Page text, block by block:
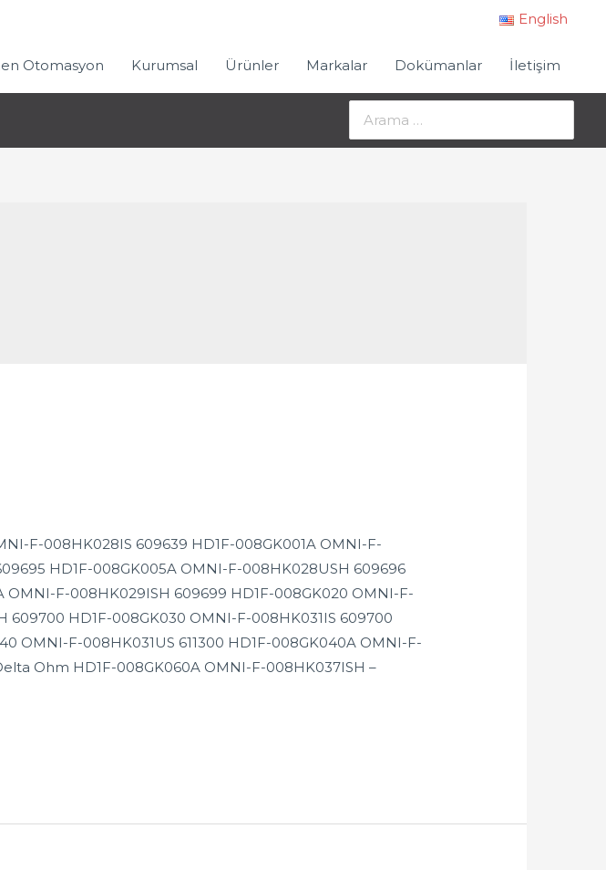
English
Otomasyon Kurumsal Ürünler Markalar Dokümanlar İletişim
F-008HK028IS 609639 HD1F-008GK001A OMNI-F-
HD1F-008GK005A OMNI-F-008HK028USH 609696
OMNI-F-008HK029ISH 609699 HD1F-008GK020 OMNI-F-
HD1F-008GK030 OMNI-F-008HK031IS 609700
OMNI-F-008HK031US 611300 HD1F-008GK040A OMNI-F-
Ohm HD1F-008GK060A OMNI-F-008HK037ISH –